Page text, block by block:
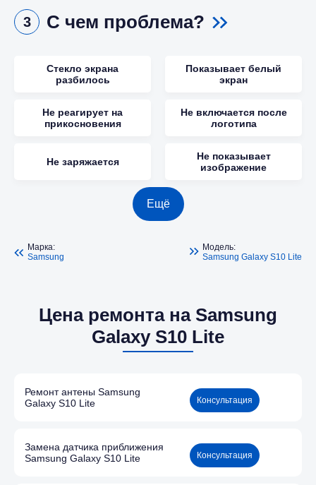
3 С чем проблема?
Стекло экрана
разбилось
Показывает белый
экран
Не реагирует на
прикосновения
Не включается после
логотипа
Не заряжается
Не показывает
изображение
Ещё
Марка:
Samsung
Модель:
Samsung Galaxy S10 Lite
Цена ремонта на Samsung
Galaxy S10 Lite
Ремонт антены Samsung
Galaxy S10 Lite
Консультация
Замена датчика приближения
Samsung Galaxy S10 Lite
Консультация